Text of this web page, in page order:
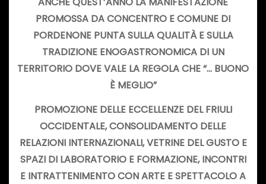
PROMOSSA DA CONCENTRO E COMUNE DI
PORDENONE PUNTA SULLA QUALITÀ E SULLA
TRADIZIONE ENOGASTRONOMICA DI UN
TERRITORIO DOVE VALE LA REGOLA CHE “… BUONO
È MEGLIO”
PROMOZIONE DELLE ECCELLENZE DEL FRIULI
OCCIDENTALE, CONSOLIDAMENTO DELLE
RELAZIONI INTERNAZIONALI, VETRINE DEL GUSTO E
SPAZI DI LABORATORIO E FORMAZIONE, INCONTRI
E INTRATTENIMENTO CON ARTE E SPETTACOLO A